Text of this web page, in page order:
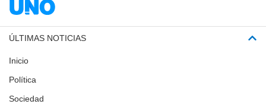
ÚLTIMAS NOTICIAS
Inicio
Política
Sociedad